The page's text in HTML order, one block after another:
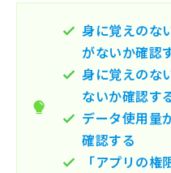
身に覚えのな
がないか確認
身に覚えのな
ないか確認す
データ使用量
確認する
「アプリの